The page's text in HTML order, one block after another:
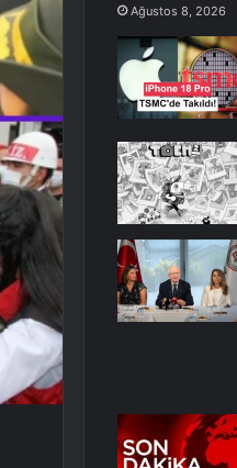
Ağustos 8, 2026